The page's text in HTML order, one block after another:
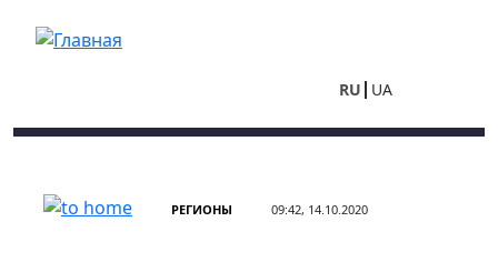
RU UA
РЕГИОНЫ 09:42, 14.10.2020